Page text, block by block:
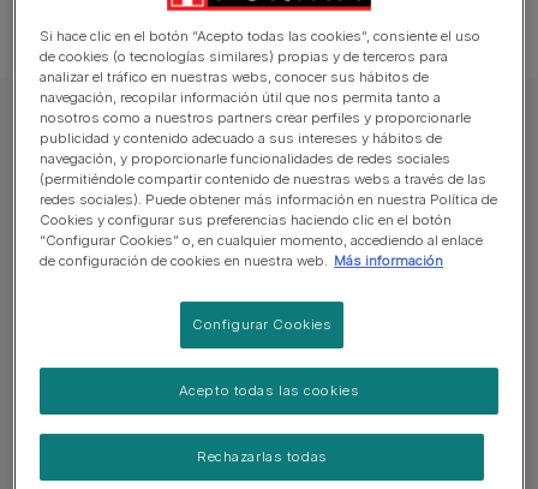
FELIX Gato Snacks
PURINA® FELIX® Party Mix Delicias de
Leche
Sin reseñas aún
Ayuda a tu gato a vivir saludable y feliz.
Sabor con deliciosa leche, riquísimo yogur y sabroso
queso.
Elaborado con ingredientes de calidad.
Si hace clic en el botón “Acepto todas las cookies”, consiente el uso
de cookies (o tecnologías similares) propias y de terceros para
analizar el tráfico en nuestras webs, conocer sus hábitos de
navegación, recopilar información útil que nos permita tanto a
nosotros como a nuestros partners crear perfiles y proporcionarle
publicidad y contenido adecuado a sus intereses y hábitos de
navegación, y proporcionarle funcionalidades de redes sociales
(permitiéndole compartir contenido de nuestras webs a través de las
redes sociales). Puede obtener más información en nuestra Política de
Cookies y configurar sus preferencias haciendo clic en el botón
“Configurar Cookies” o, en cualquier momento, accediendo al enlace
de configuración de cookies en nuestra web. Más información
Configurar Cookies
Rechazarlas todas
Acepto todas las cookies